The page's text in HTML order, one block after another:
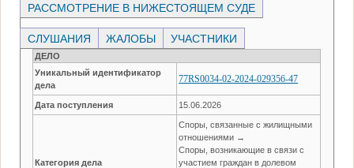
РАССМОТРЕНИЕ В НИЖЕСТОЯЩЕМ СУДЕ
СЛУШАНИЯ ЖАЛОБЫ УЧАСТНИКИ
ДЕЛО
Уникальный идентификатор
дела
77RS0034-02-2024-029356-47
Дата поступления 15.06.2026
Категория дела
Споры, связанные с жилищными
отношениями →
Споры, возникающие в связи с
участием граждан в долевом